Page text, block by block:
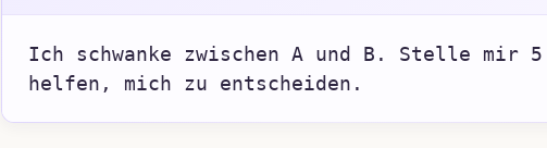
Ich schwanke zwischen A und B. Stelle mir
helfen, mich zu entscheiden.